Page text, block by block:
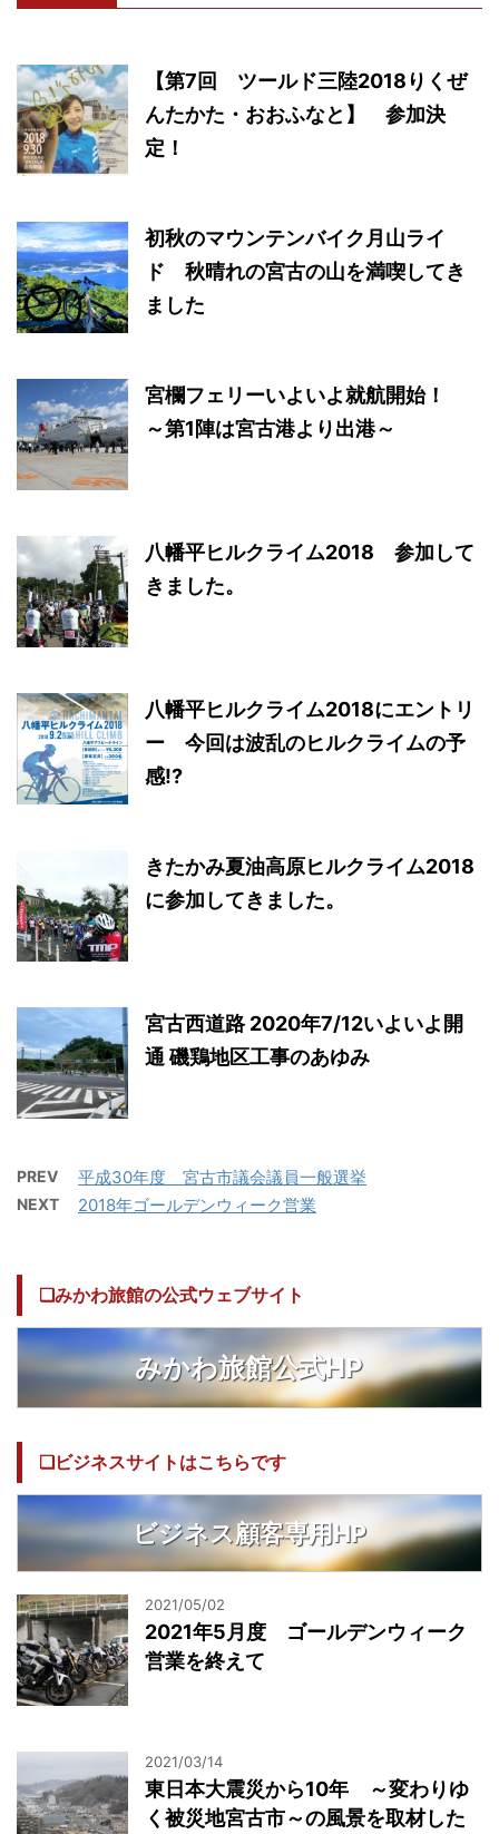
【第7回 ツールド三陸2018りくぜ
んたかた・おおふなと】 参加決
定！
初秋のマウンテンバイク月山ライ
ド 秋晴れの宮古の山を満喫してき
ました
宮欄フェリーいよいよ就航開始！
～第1陣は宮古港より出港～
八幡平ヒルクライム2018 参加して
きました。
八幡平ヒルクライム2018にエントリ
ー 今回は波乱のヒルクライムの予
感!?
きたかみ夏油高原ヒルクライム2018
に参加してきました。
宮古西道路 2020年7/12いよいよ開
通 磯鶏地区工事のあゆみ
PREV 平成30年度 宮古市議会議員一般選挙
NEXT 2018年ゴールデンウィーク営業
❏みかわ旅館の公式ウェブサイト
みかわ旅館公式HP
❏ビジネスサイトはこちらです
ビジネス顧客専用HP
2021/05/02
2021年5月度 ゴールデンウィーク
営業を終えて
2021/03/14
東日本大震災から10年 ～変わりゆ
く被災地宮古市～の風景を取材した